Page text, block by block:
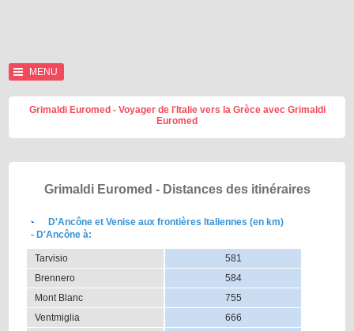
MENU
Grimaldi Euromed - Voyager de l'Italie vers la Grèce avec Grimaldi
Euromed
Grimaldi Euromed - Distances des itinéraires
D'Ancône et Venise aux frontières Italiennes (en km)
- D'Ancône à:
Tarvisio
581
Brennero
584
Mont Blanc
755
Ventmiglia
666